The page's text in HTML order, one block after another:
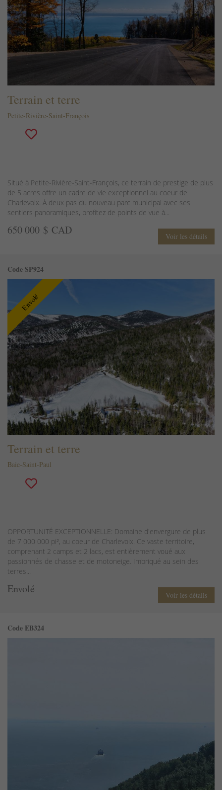
Terrain et terre
Petite-Rivière-Saint-François
Situé à Petite-Rivière-Saint-François, ce terrain de prestige de plus
de 5 acres offre un cadre de vie exceptionnel au coeur de
Charlevoix. À deux pas du nouveau parc municipal avec ses
sentiers panoramiques, profitez de points de vue à...
650 000 $ CAD Voir les détails
Code SP924
Envolé
Terrain et terre
Baie-Saint-Paul
OPPORTUNITÉ EXCEPTIONNELLE: Domaine d'envergure de plus
de 7 000 000 pi², au coeur de Charlevoix. Ce vaste territoire,
comprenant 2 camps et 2 lacs, est entièrement voué aux
passionnés de chasse et de motoneige. Imbriqué au sein des
terres...
Envolé Voir les détails
Code EB324